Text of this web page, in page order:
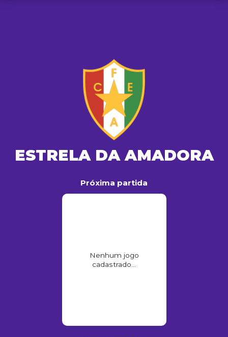
ESTRELA DA AMADORA
Próxima partida
Nenhum jogo
cadastrado...